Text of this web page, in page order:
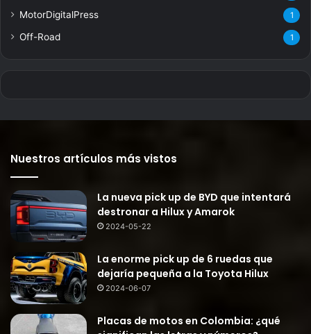
MotorDigitalPress 1
Off-Road 1
Nuestros artículos más vistos
La nueva pick up de BYD que intentará
destronar a Hilux y Amarok
2024-05-22
La enorme pick up de 6 ruedas que
dejaría pequeña a la Toyota Hilux
2024-06-07
Placas de motos en Colombia: ¿qué